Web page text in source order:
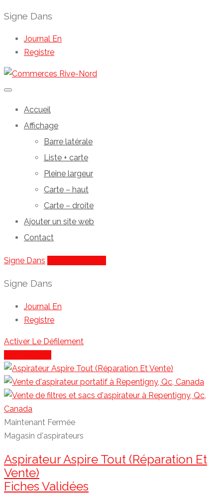
Signe Dans
Journal En
Registre
Accueil
Affichage
Barre latérale
Liste + carte
Pleine largeur
Carte – haut
Carte – droite
Ajouter un site web
Contact
Signe Dans
Signe Dans
Journal En
Registre
Activer Le Défilement
Maintenant Fermée
Magasin d'aspirateurs
Aspirateur Aspire Tout (Réparation Et
Vente)
Fiches Validées